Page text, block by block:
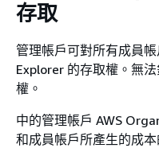
存取
管理帳戶可對所有成員
Explorer 的存取權。無
權。
中的管理帳戶 AWS
和成員帳戶所產生的成